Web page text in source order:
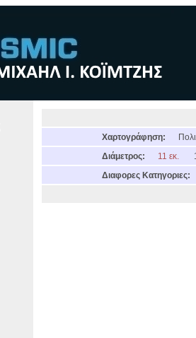
Χαρτογράφηση:
Διάμετρος:
11 εκ.
Διαφορες Κατηγοριες: